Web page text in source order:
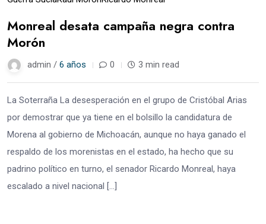
Monreal desata campaña negra contra
Morón
admin / 6 años 0 3 min read
La Soterraña La desesperación en el grupo de Cristóbal Arias
por demostrar que ya tiene en el bolsillo la candidatura de
Morena al gobierno de Michoacán, aunque no haya ganado el
respaldo de los morenistas en el estado, ha hecho que su
padrino político en turno, el senador Ricardo Monreal, haya
escalado a nivel nacional […]